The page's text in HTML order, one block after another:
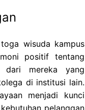
wisuda kampus
positif tentang
dari mereka yang
di institusi lain.
menjadi kunci
pelanggan